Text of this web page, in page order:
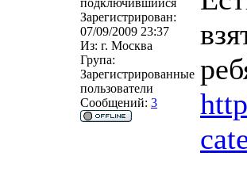
подключившийся
Зарегистрирован:
07/09/2009 23:37
Из: г. Москва
Група:
Зарегистрированные
пользователи
Сообщений: 3